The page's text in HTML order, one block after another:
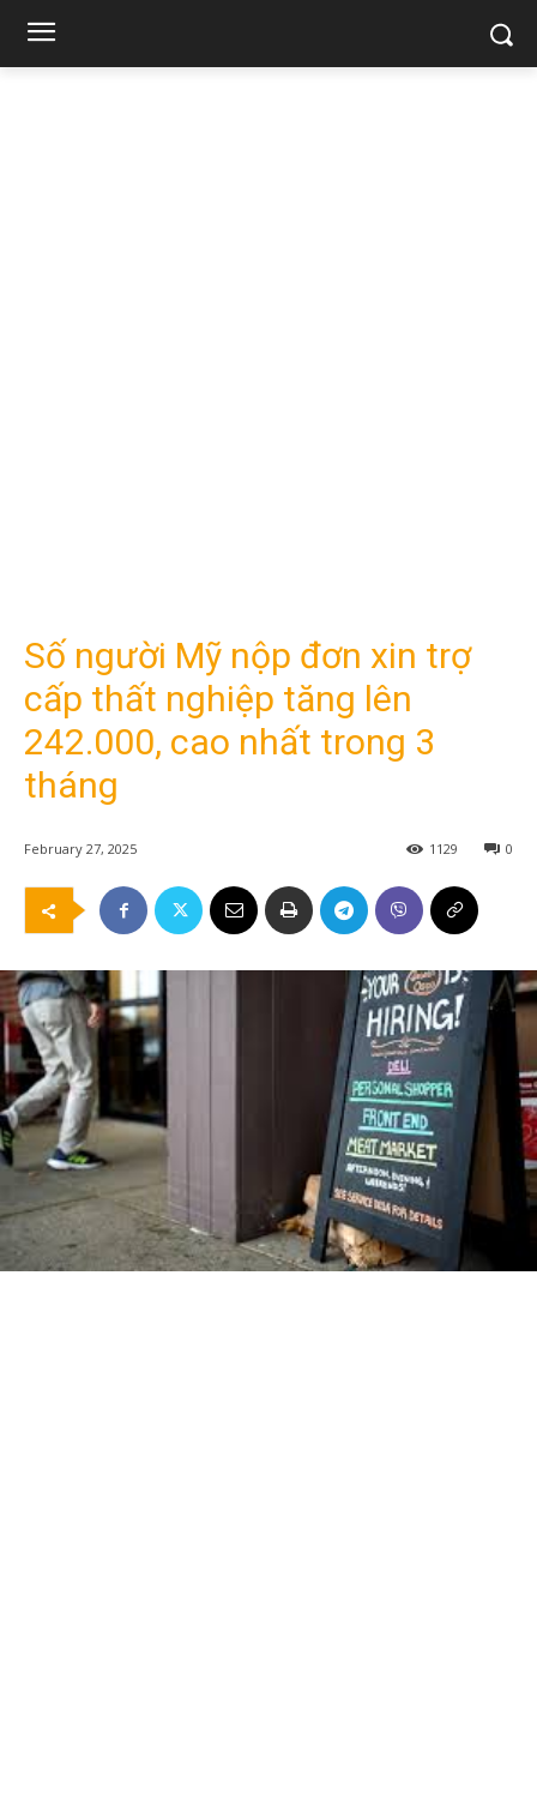
Số người Mỹ nộp đơn xin trợ
cấp thất nghiệp tăng lên
242.000, cao nhất trong 3
tháng
February 27, 2025 0
1129